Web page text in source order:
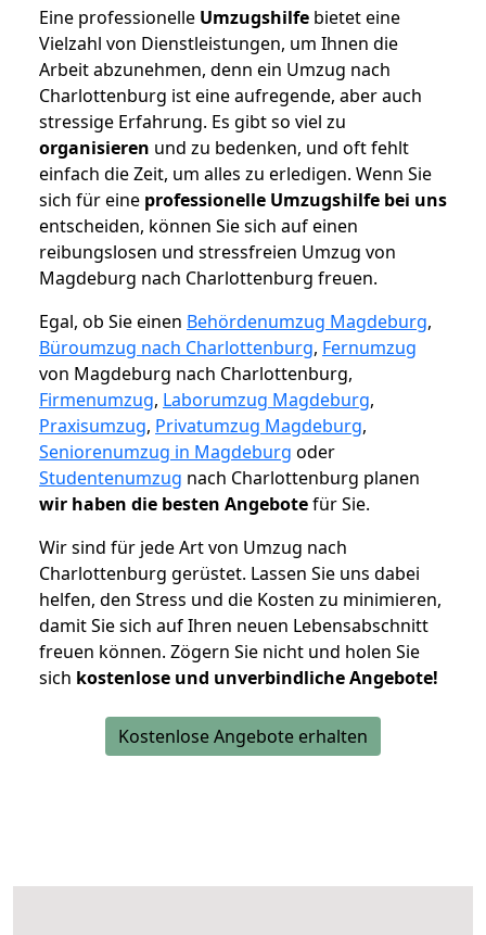
Eine professionelle Umzugshilfe bietet eine
Vielzahl von Dienstleistungen, um Ihnen die
Arbeit abzunehmen, denn ein Umzug nach
Charlottenburg ist eine aufregende, aber auch
stressige Erfahrung. Es gibt so viel zu
organisieren und zu bedenken, und oft fehlt
einfach die Zeit, um alles zu erledigen. Wenn Sie
sich für eine professionelle Umzugshilfe bei uns
entscheiden, können Sie sich auf einen
reibungslosen und stressfreien Umzug von
Magdeburg nach Charlottenburg freuen.
Egal, ob Sie einen Behördenumzug Magdeburg,
Büroumzug nach Charlottenburg, Fernumzug
von Magdeburg nach Charlottenburg,
Firmenumzug, Laborumzug Magdeburg,
Praxisumzug, Privatumzug Magdeburg,
Seniorenumzug in Magdeburg oder
Studentenumzug nach Charlottenburg planen
wir haben die besten Angebotefür Sie.
Wir sind für jede Art von Umzug nach
Charlottenburg gerüstet. Lassen Sie uns dabei
helfen, den Stress und die Kosten zu minimieren,
damit Sie sich auf Ihren neuen Lebensabschnitt
freuen können. Zögern Sie nicht und holen Sie
sich kostenlose und unverbindliche Angebote!
Kostenlose Angebote erhalten